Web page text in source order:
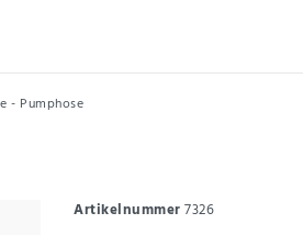
- Pumphose
Artikelnummer7326